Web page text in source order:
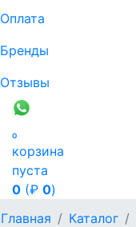
Оплата
Бренды
Отзывы

корзина
пуста
0 (₽ 0)
Главная
Каталог